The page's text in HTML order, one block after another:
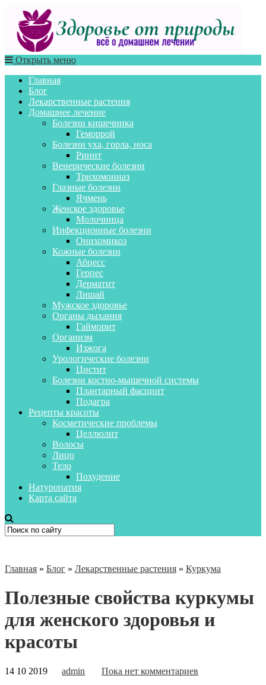
Открыть меню
Главная
Блог
Лекарственные растения
Домашнее лечение
Болезни кишечника
Геморрой
Болезни уха, горла, носа
Ринит
Венерические болезни
Трихомониаз
Глазные болезни
Ячмень
Женское здоровье
Молочница
Инфекционные болезни
Онихомикоз
Кожные болезни
Абцесс
Герпес
Дерматит
Лишай
Мужское здоровье
Органы дыхания
Гайморит
Организм
Изжога
Урологические болезни
Цистит
Болезни костно-мышечной системы
Плантарный фасциит
Подагра
Рецепты красоты
Косметические проблемы
Целлюлит
Волосы
Лицо
Тело
Похудение
Натуропатия
Карта сайта
Главная » Блог » Лекарственные растения » Куркума
Полезные свойства куркумы
для женского здоровья и
красоты
14 10 2019 admin
Пока нет комментариев